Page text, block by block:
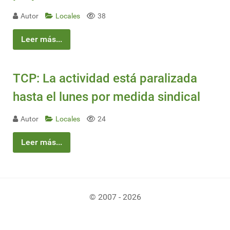
Autor Locales 38
Leer más...
TCP: La actividad está paralizada
hasta el lunes por medida sindical
Autor Locales 24
Leer más...
© 2007 - 2026